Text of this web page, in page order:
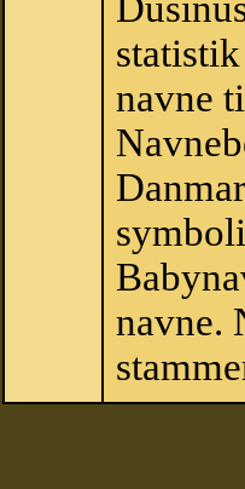
navne
navne.